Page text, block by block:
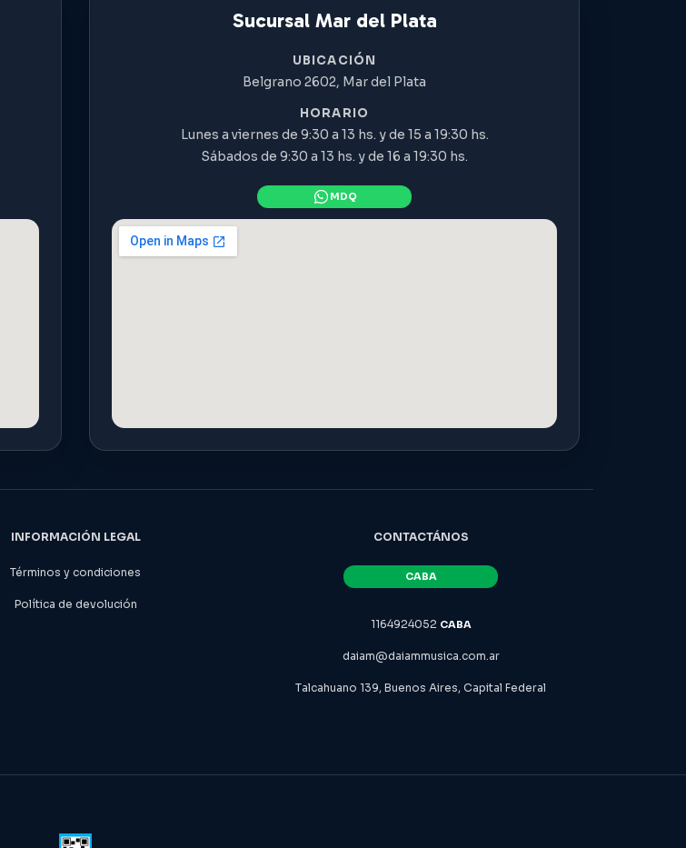
Sucursal Mar del Plata
UBICACIÓN
Belgrano 2602, Mar del Plata
HORARIO
Lunes a viernes de 9:30 a 13 hs. y de 15 a 19:30 hs.
Sábados de 9:30 a 13 hs. y de 16 a 19:30 hs.
INFORMACIÓN LEGAL
Términos y condiciones
Política de devolución
CONTACTÁNOS
1164924052
daiam@daiammusica.com.ar
Talcahuano 139, Buenos Aires, Capital Federal